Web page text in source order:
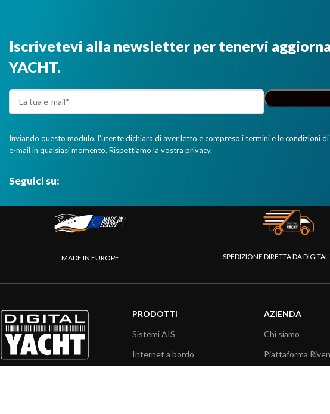
Iscrivetevi alla newsletter per tenervi
YACHT.
Inviando questo modulo, l'utente dichiara di aver letto e compreso i termini e le condizioni
e-mail in qualsiasi momento. Rispettiamo la vostra privacy.
Seguici su:
MADE IN EUROPE SPEDIZIONE DIRETTA DA
PRODOTTI
Sistemi AIS
Internet a bordo
AZIENDA
Chi siamo
Piattaforma